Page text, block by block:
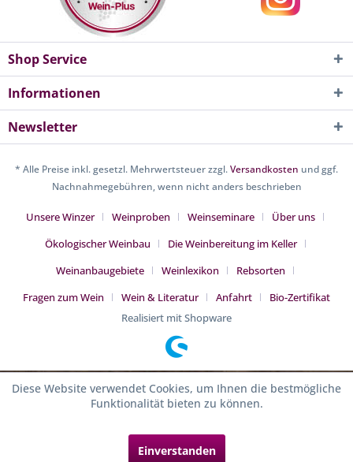
Shop Service
Informationen
Newsletter
* Alle Preise inkl. gesetzl. Mehrwertsteuer zzgl.Versandkosten und ggf.
Nachnahmegebühren, wenn nicht anders beschrieben
Unsere Winzer Weinproben Weinseminare
Über uns
Ökologischer Weinbau
Die Weinbereitung im Keller
Weinanbaugebiete
Weinlexikon
Rebsorten
Fragen zum Wein
Wein & Literatur Anfahrt
Bio-Zertifikat
Realisiert mit Shopware
Diese Website verwendet Cookies, um Ihnen die bestmögliche
Funktionalität bieten zu können.
Einverstanden